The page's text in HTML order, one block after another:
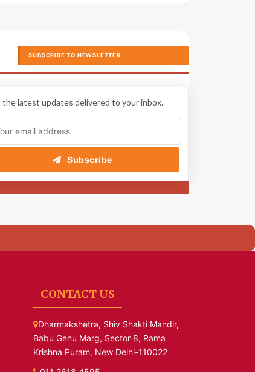
SUBSCRIBE TO NEWSLETTER
the latest updates delivered to your inbox.
Subscribe
CONTACT US
Dharmakshetra, Shiv Shakti Mandir,
Babu Genu Marg, Sector 8, Rama
Krishna Puram, New Delhi-110022